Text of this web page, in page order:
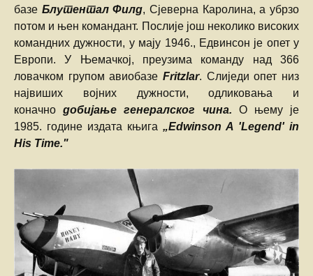
базе Блутентал Филд, Сјеверна Каролина, а убрзо
потом и њен командант. Послије још неколико високих
командних дужности, у мају 1946., Едвинсон је опет у
Европи. У Њемачкој, преузима команду над 366
ловачком групом авиобазе Fritzlar. Слиједи опет низ
највиших војних дужности, одликовања и
коначнодобијање генералског чина. О њему је
1985. године издата књига „Edwinson A 'Legend' in
His Time."